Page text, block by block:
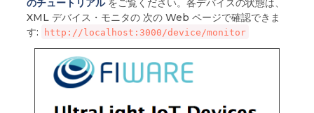
のチュートリアルをご覧ください。各デバイスの状態は、
XML デバイス・モニタの 次の Web ページで確認できま
す:
http://localhost:3000/device/monitor